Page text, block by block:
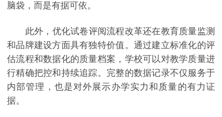
脑袋，而是有据可依。
此外，优化试卷评阅流程改革还在教育质量监测
和品牌建设方面具有独特价值。通过建立标准化的评
估流程和数据化的质量档案，学校可以对教学质量进
行精确把控和持续追踪。完整的数据记录不仅服务于
内部管理，也是对外展示办学实力和质量的有力证
据。